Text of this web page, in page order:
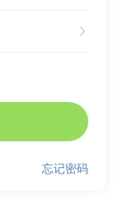

忘记密码